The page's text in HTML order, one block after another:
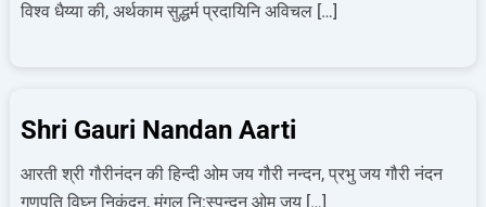
विश्‍व धैय्या की, अर्थकाम सुद्धर्म प्रदायिनि अविचल […]
Shri Gauri Nandan Aarti
आरती श्री गौरीनंदन की हिन्दी ओम जय गौरी नन्दन, प्रभु जय गौरी नंदन
गणपति विघ्न निकंदन, मंगल नि:स्पन्दन ओम जय […]